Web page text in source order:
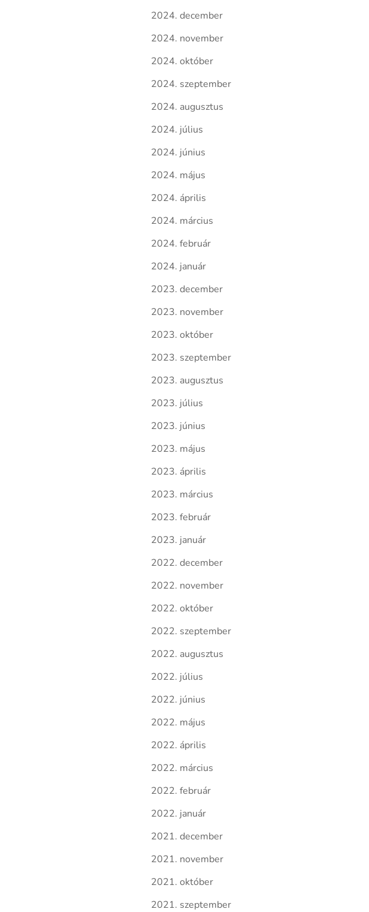
2024. december
2024. november
2024. október
2024. szeptember
2024. augusztus
2024. július
2024. június
2024. május
2024. április
2024. március
2024. február
2024. január
2023. december
2023. november
2023. október
2023. szeptember
2023. augusztus
2023. július
2023. június
2023. május
2023. április
2023. március
2023. február
2023. január
2022. december
2022. november
2022. október
2022. szeptember
2022. augusztus
2022. július
2022. június
2022. május
2022. április
2022. március
2022. február
2022. január
2021. december
2021. november
2021. október
2021. szeptember